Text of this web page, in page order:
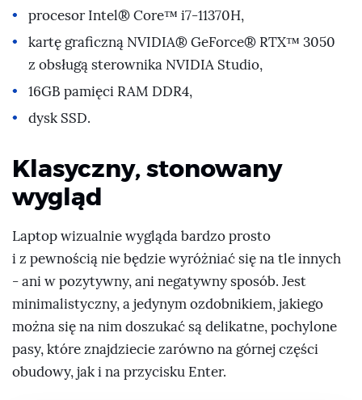
procesor Intel® Core™ i7-11370H,
kartę graficzną NVIDIA® GeForce® RTX™ 3050
z obsługą sterownika NVIDIA Studio,
16GB pamięci RAM DDR4,
dysk SSD.
Klasyczny, stonowany
wygląd
Laptop wizualnie wygląda bardzo prosto
i z pewnością nie będzie wyróżniać się na tle innych
- ani w pozytywny, ani negatywny sposób. Jest
minimalistyczny, a jedynym ozdobnikiem, jakiego
można się na nim doszukać są delikatne, pochylone
pasy, które znajdziecie zarówno na górnej części
obudowy, jak i na przycisku Enter.